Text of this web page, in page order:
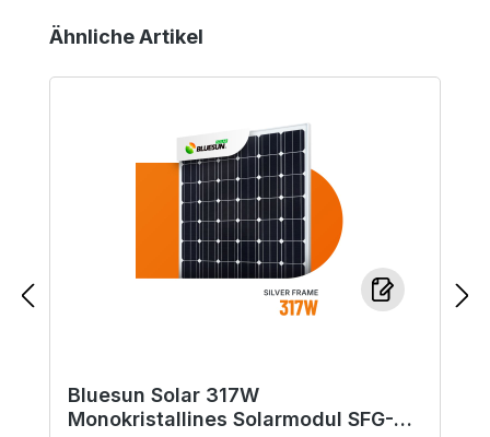
Produktgalerie überspringen
Ähnliche Artikel
Bluesun Solar 317W
Monokristallines Solarmodul SFG-